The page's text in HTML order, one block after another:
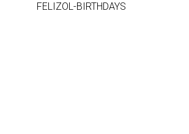
FELIZOL-BIRTHDAYS